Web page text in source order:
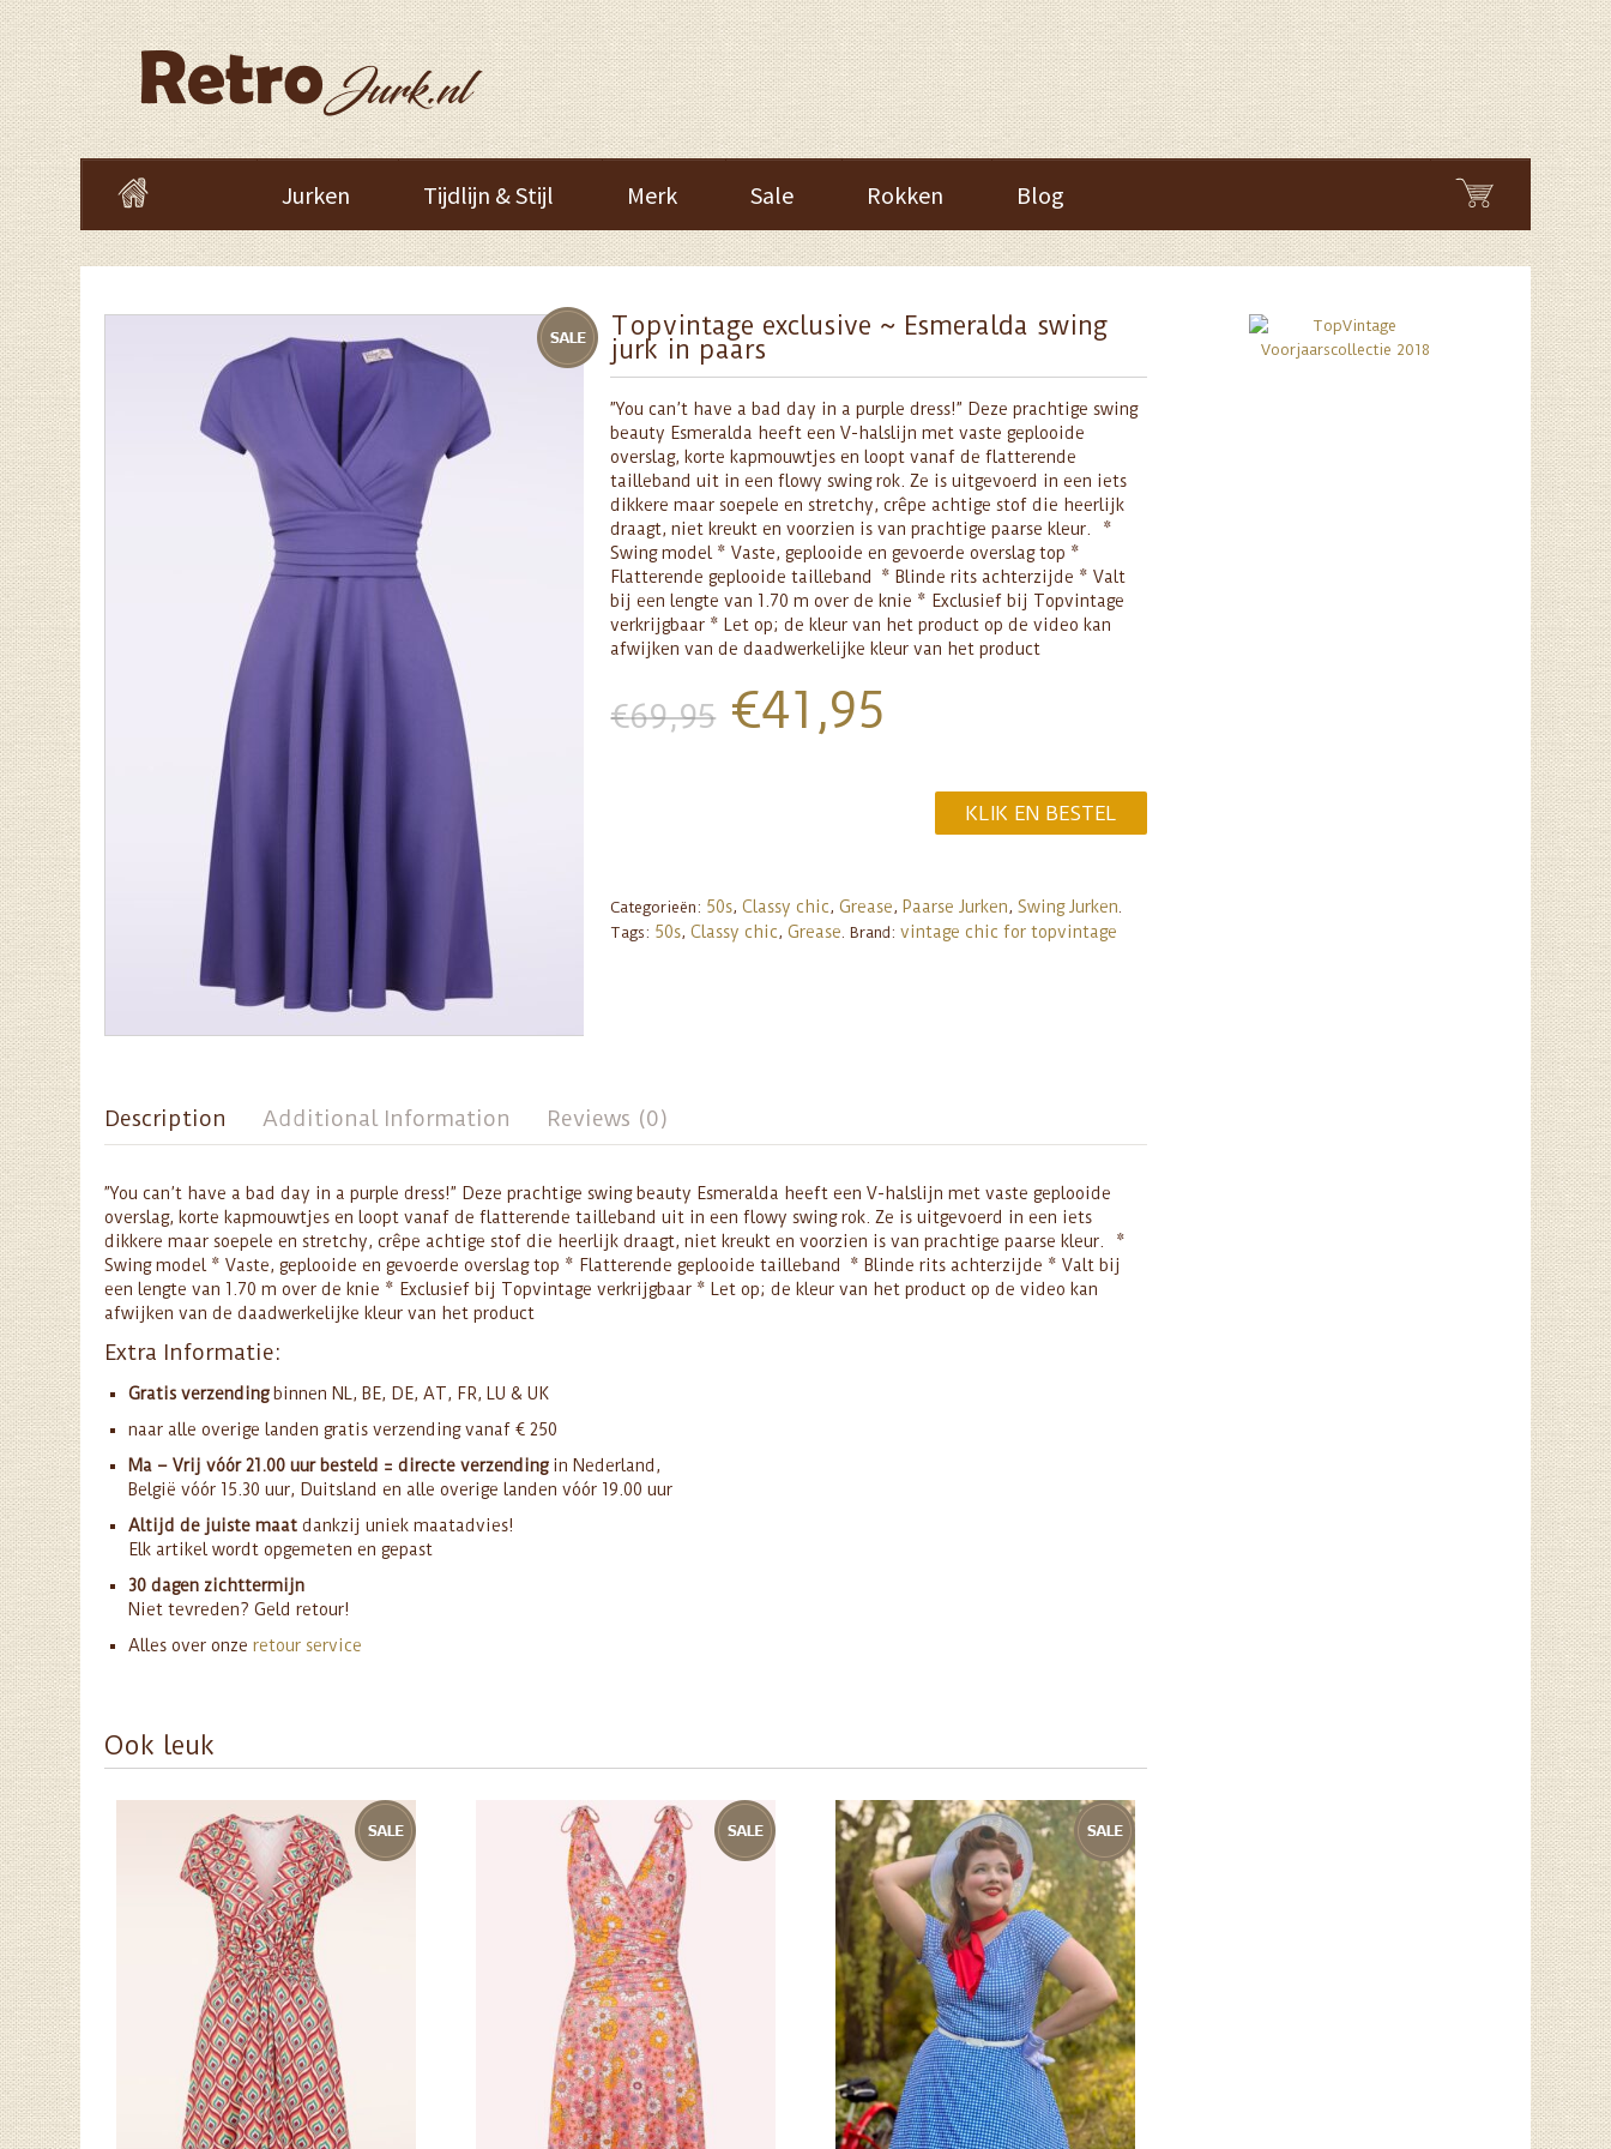
Jurken Tijdlijn & Stijl Merk Sale Rokken Blog
Topvintage exclusive ~ Esmeralda swing
jurk in paars
”You can’t have a bad day in a purple dress!” Deze prachtige swing
beauty Esmeralda heeft een V-halslijn met vaste geplooide
overslag, korte kapmouwtjes en loopt vanaf de flatterende
tailleband uit in een flowy swing rok. Ze is uitgevoerd in een iets
dikkere maar soepele en stretchy, crêpe achtige stof die heerlijk
draagt, niet kreukt en voorzien is van prachtige paarse kleur. *
Swing model * Vaste, geplooide en gevoerde overslag top *
Flatterende geplooide tailleband * Blinde rits achterzijde * Valt
bij een lengte van 1.70 m over de knie * Exclusief bij Topvintage
verkrijgbaar * Let op; de kleur van het product op de video kan
afwijken van de daadwerkelijke kleur van het product
€69,95 €41,95
KLIK EN BESTEL
Categorieën: 50s,Classy chic,Grease, Paarse Jurken,Swing Jurken.
Tags: 50s,Classy chic,Grease. Brand:vintage chic for topvintage
Description Additional Information Reviews (0)
”You can’t have a bad day in a purple dress!” Deze prachtige swing beauty Esmeralda heeft een V-halslijn met vaste geplooide
overslag, korte kapmouwtjes en loopt vanaf de flatterende tailleband uit in een flowy swing rok. Ze is uitgevoerd in een iets
dikkere maar soepele en stretchy, crêpe achtige stof die heerlijk draagt, niet kreukt en voorzien is van prachtige paarse kleur. *
Swing model * Vaste, geplooide en gevoerde overslag top * Flatterende geplooide tailleband * Blinde rits achterzijde * Valt bij
een lengte van 1.70 m over de knie * Exclusief bij Topvintage verkrijgbaar * Let op; de kleur van het product op de video kan
afwijken van de daadwerkelijke kleur van het product
Extra Informatie:
Gratis verzendingbinnen NL, BE, DE, AT, FR, LU & UK
naar alle overige landen gratis verzending vanaf € 250
Ma – Vrij vóór 21.00 uur besteld = directe verzendingin Nederland,
België vóór 15.30 uur, Duitsland en alle overige landen vóór 19.00 uur
Altijd de juiste maat dankzij uniek maatadvies!
Elk artikel wordt opgemeten en gepast
30 dagen zichttermijn
Niet tevreden? Geld retour!
Alles over onze retour service
Ook leuk